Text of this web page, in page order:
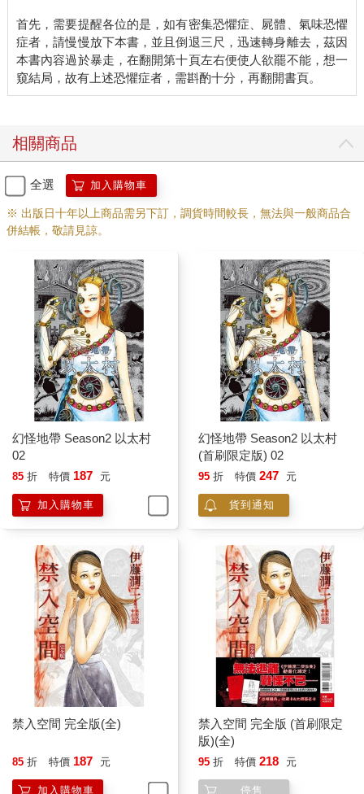
首先，需要提醒各位的是，如有密集恐懼症、屍體、氣味恐懼
症者，請慢慢放下本書，並且倒退三尺，迅速轉身離去，茲因
本書內容過於暴走，在翻開第十頁左右便使人欲罷不能，想一
相關商品
全選 加入購物車
※ 出版日十年以上商品需另下訂，調貨時間較長，無法與一般商品合
併結帳，敬請見諒。
幻怪地帶 Season2 以太村
02
85 折 特價 187 元
加入購物車
幻怪地帶 Season2 以太村
(首刷限定版) 02
95 折 特價 247 元
貨到通知
禁入空間 完全版(全)
85 折 特價 187 元
加入購物車
禁入空間 完全版 (首刷限定
版)(全)
95 折 特價 218 元
停售